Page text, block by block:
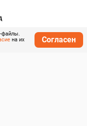
файлы.
на их
Согласен